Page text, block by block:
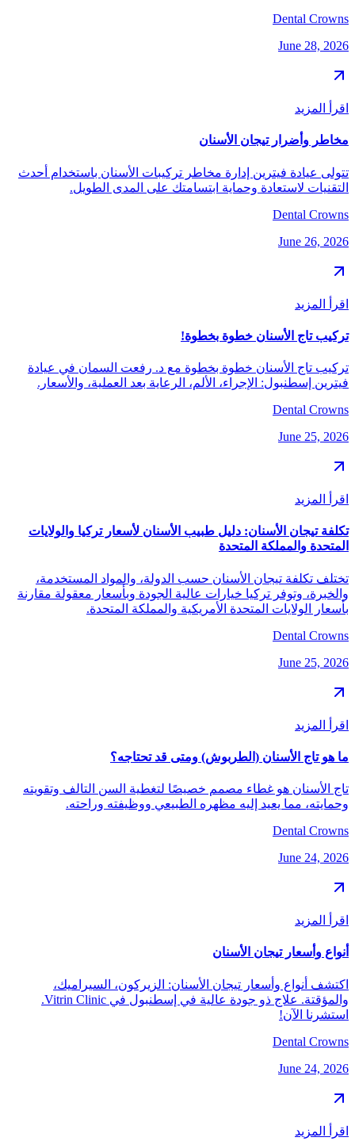
Dental Crowns
June 28, 2026
اقرأ المزيد
مخاطر وأضرار تيجان الأسنان
تتولى عيادة فيترين إدارة مخاطر تركيبات الأسنان باستخدام أحدث
التقنيات لاستعادة وحماية ابتسامتك على المدى الطويل.
Dental Crowns
June 26, 2026
اقرأ المزيد
تركيب تاج الأسنان خطوة بخطوة!
تركيب تاج الأسنان خطوة بخطوة مع د. رفعت السمان في عيادة
فيترين إسطنبول: الإجراء، الألم، الرعاية بعد العملية، والأسعار.
Dental Crowns
June 25, 2026
اقرأ المزيد
تكلفة تيجان الأسنان: دليل طبيب الأسنان لأسعار تركيا والولايات
المتحدة والمملكة المتحدة
تختلف تكلفة تيجان الأسنان حسب الدولة، والمواد المستخدمة،
والخبرة، وتوفر تركيا خيارات عالية الجودة وبأسعار معقولة مقارنة
بأسعار الولايات المتحدة الأمريكية والمملكة المتحدة.
Dental Crowns
June 25, 2026
اقرأ المزيد
ما هو تاج الأسنان (الطربوش) ومتى قد تحتاجه؟
تاج الأسنان هو غطاء مصمم خصيصًا لتغطية السن التالف وتقويته
وحمايته، مما يعيد إليه مظهره الطبيعي ووظيفته وراحته.
Dental Crowns
June 24, 2026
اقرأ المزيد
أنواع وأسعار تيجان الأسنان
اكتشف أنواع وأسعار تيجان الأسنان: الزيركون، السيراميك،
والمؤقتة. علاج ذو جودة عالية في إسطنبول في Vitrin Clinic.
استشرنا الآن!
Dental Crowns
June 24, 2026
اقرأ المزيد